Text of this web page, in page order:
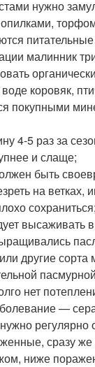
нужно
малинник
коровяк,
покупными
4-5 раз за
и слаще;
быть
на ветках,
сохраниться;
высаживать
другие
нет
—
регулярно
сразу же
ниже